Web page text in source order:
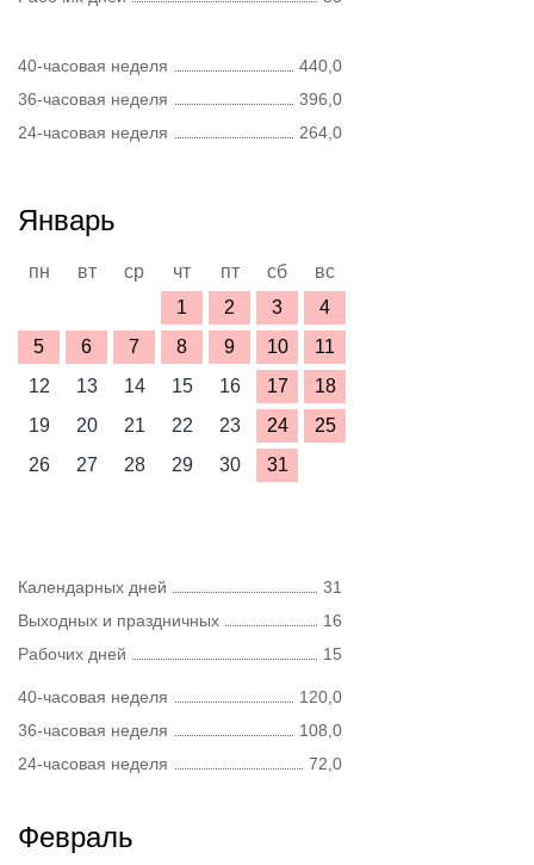
40-часовая неделя
440,0
36-часовая неделя
396,0
24-часовая неделя
264,0
Январь
пн вт ср чт пт сб
вс
1
2 3
4
5
6 7 8 9 10
11
12
13 14 15 16 17
18
19
20 21 22 23 24
25
26
27 28 29 30 31
Календарных дней
31
Выходных и праздничных
16
Рабочих дней
15
40-часовая неделя
120,0
36-часовая неделя
108,0
24-часовая неделя
72,0
Февраль